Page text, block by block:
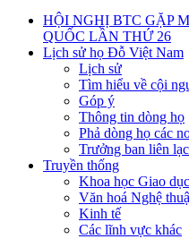
HỘI NGHỊ BTC GẶP
QUỐC LẦN THỨ 26
Lịch sử họ Đỗ Việt Nam
Lịch sử
Tìm hiểu về cội
Góp ý
Thông tin dòng họ
Phả dòng họ các
Trưởng ban liên
Truyền thống
Khoa học Giao dục
Văn hoá Nghệ
Kinh tế
Các lĩnh vực khác